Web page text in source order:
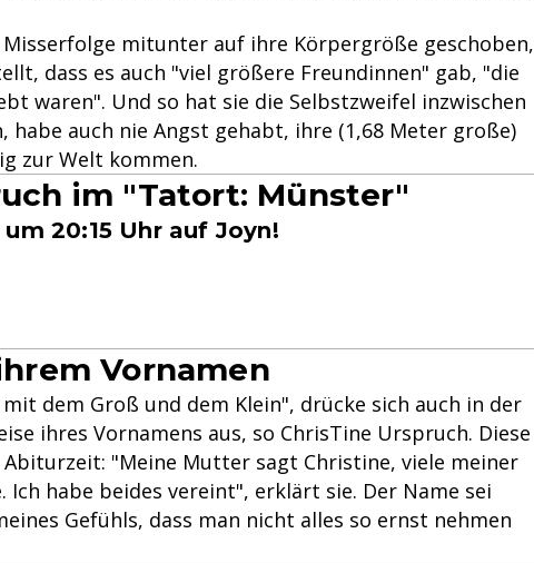
Misserfolge mitunter auf ihre Körpergröße geschoben,
dass es auch "viel größere Freundinnen" gab, "die
waren". Und so hat sie die Selbstzweifel inzwischen
habe auch nie Angst gehabt, ihre (1,68 Meter große)
zur Welt kommen.
im "Tatort: Münster"
20:15 Uhr auf Joyn!
Vornamen
dem Groß und dem Klein", drücke sich auch in der
ihres Vornamens aus, so ChrisTine Urspruch. Diese
"Meine Mutter sagt Christine, viele meiner
Ich habe beides vereint", erklärt sie. Der Name sei
Gefühls, dass man nicht alles so ernst nehmen